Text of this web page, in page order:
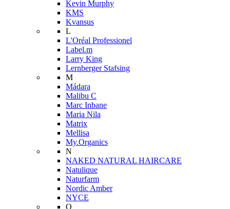
Kevin Murphy
KMS
Kvansus
L
L'Oréal Professionel
Label.m
Larry King
Lernberger Stafsing
M
Mádara
Malibu C
Marc Inbane
Maria Nila
Matrix
Mellisa
My.Organics
N
NAKED NATURAL HAIRCARE
Natulique
Naturfarm
Nordic Amber
NYCE
O